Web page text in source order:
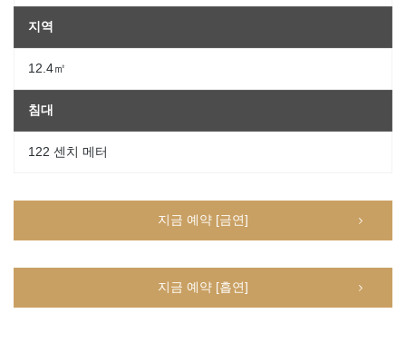
지역
12.4㎡
침대
122 센치 메터
지금 예약 [금연]
지금 예약 [흡연]